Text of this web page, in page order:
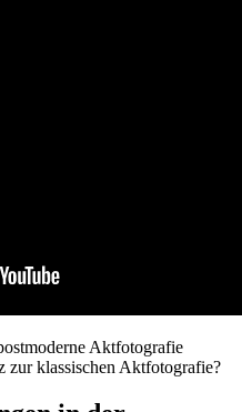
Aktfotografie
zur klassischen Aktfotografie?